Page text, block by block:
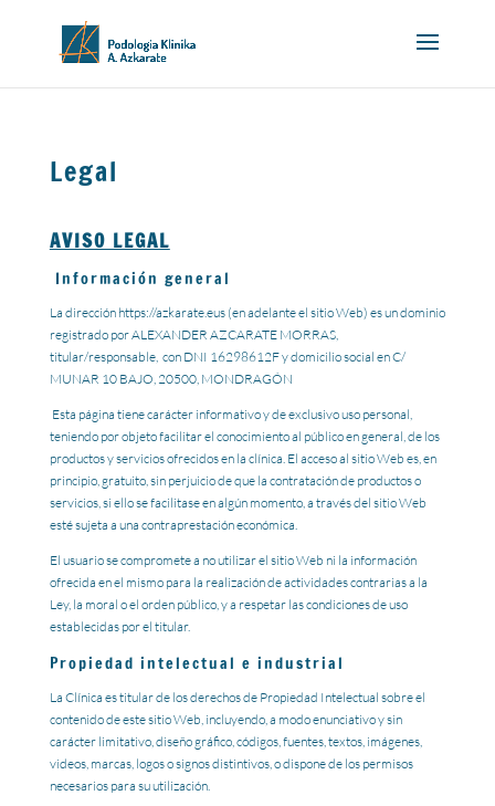
Legal
AVISO LEGAL
Información general
La dirección https://azkarate.eus (en adelante el sitio Web) es un dominio
registrado por ALEXANDER AZCARATE MORRAS,
titular/responsable, con DNI 16298612F y domicilio social en C/
MUNAR 10 BAJO, 20500, MONDRAGÓN
Esta página tiene carácter informativo y de exclusivo uso personal,
teniendo por objeto facilitar el conocimiento al público en general, de los
productos y servicios ofrecidos en la clínica. El acceso al sitio Web es, en
principio, gratuito, sin perjuicio de que la contratación de productos o
servicios, si ello se facilitase en algún momento, a través del sitio Web
esté sujeta a una contraprestación económica.
El usuario se compromete a no utilizar el sitio Web ni la información
ofrecida en el mismo para la realización de actividades contrarias a la
Ley, la moral o el orden público, y a respetar las condiciones de uso
establecidas por el titular.
Propiedad intelectual e industrial
La Clínica es titular de los derechos de Propiedad Intelectual sobre el
contenido de este sitio Web, incluyendo, a modo enunciativo y sin
carácter limitativo, diseño gráfico, códigos, fuentes, textos, imágenes,
videos, marcas, logos o signos distintivos, o dispone de los permisos
necesarios para su utilización.